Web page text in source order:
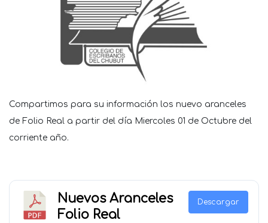
Compartimos para su información los nuevo aranceles
de Folio Real a partir del día Miercoles 01 de Octubre del
corriente año.
Nuevos Aranceles
Folio Real
Descargar